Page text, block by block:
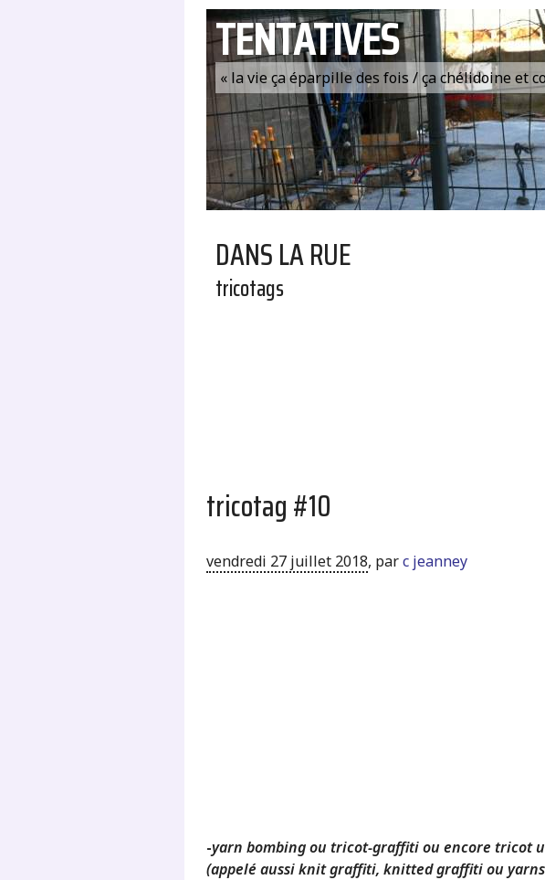
TENTATIVES
« la vie ça éparpille des fois / ça chélidoine et
DANS LA RUE
tricotags
tricotag #10
vendredi 27 juillet 2018, parc jeanney
-yarn bombing ou tricot-graffiti ou encore tricot
(appelé aussi knit graffiti, knitted graffiti ou